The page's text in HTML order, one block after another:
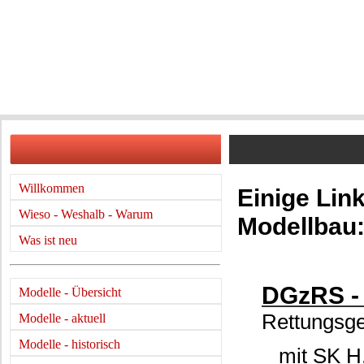
Willkommen
Wieso - Weshalb - Warum
Was ist neu
Modelle - Übersicht
Modelle - aktuell
Modelle - historisch
Einige
Modellbau:
DGzRS
mit SK